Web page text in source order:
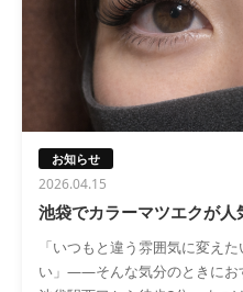
お知らせ
2026.04.15
池袋でカラーマツエクが人
「いつもと違う雰囲気に変え
い」——そんな気分のときにお